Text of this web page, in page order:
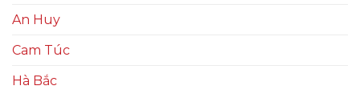
An Huy
Cam Túc
Hà Bắc